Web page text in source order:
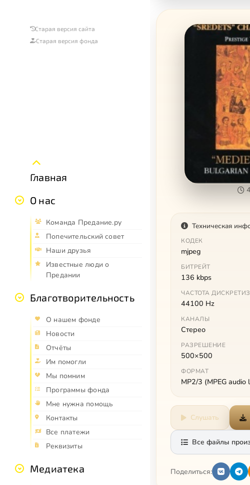
Старая версия сайта
Старая версия фонда
Главная
О нас
Команда Предание.ру
Попечительский совет
Наши друзья
Известные люди о
Предании
Благотворительность
О нашем фонде
Новости
Отчёты
Им помогли
Мы помним
Программы фонда
Мне нужна помощь
Контакты
Все платежи
Реквизиты
Медиатека
Техническая
КОДЕК
mjpeg
БИТРЕЙТ
136 kbps
ЧАСТОТА
44100 Hz
КАНАЛЫ
Стерео
РАЗРЕШЕНИЕ
500×500
ФОРМАТ
MP2/3 (MPEG audio
Слушать
Все файлы
Поделиться: